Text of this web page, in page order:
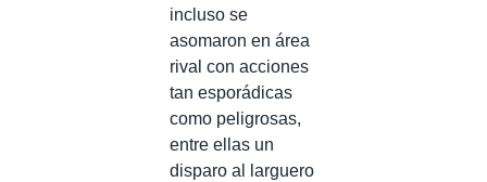
incluso se
asomaron en área
rival con acciones
tan esporádicas
como peligrosas,
entre ellas un
disparo al larguero